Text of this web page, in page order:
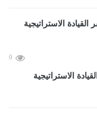
0
الاستراتيجية